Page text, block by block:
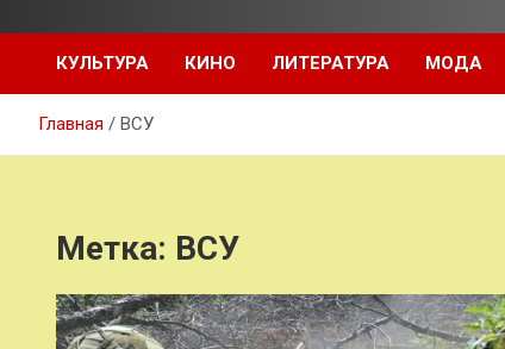
КУЛЬТУРА КИНО ЛИТЕРАТУРА МОДА
Главная ВСУ
Метка: ВСУ